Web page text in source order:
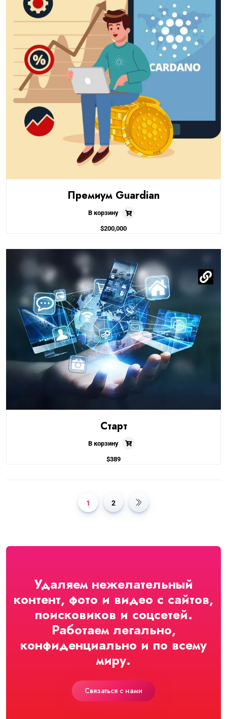
Премиум Guardian
В корзину
$200,000
Старт
В корзину
$389
1 2
Удаляем нежелательный
контент, фото и видео с сайтов,
поисковиков и соцсетей.
Работаем легально,
конфиденциально и по всему
миру.
Cвязаться с нами